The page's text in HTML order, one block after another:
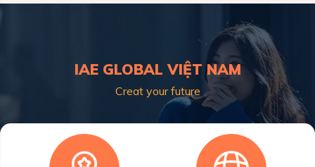
IAE GLOBAL VIỆT NAM
Creat your future